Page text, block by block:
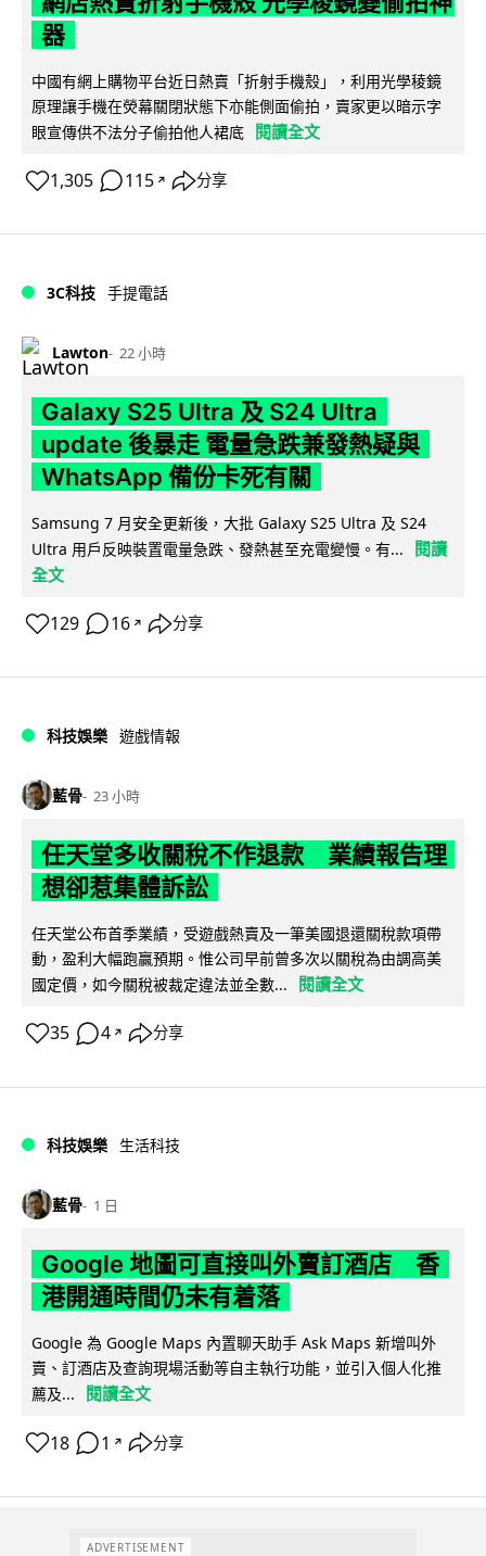
器
中國有網上購物平台近日熱賣「折射手機殼」，利用光學稜鏡
原理讓手機在熒幕關閉狀態下亦能側面偷拍，賣家更以暗示字
眼宣傳供不法分子偷拍他人裙底 閱讀全文
1,305 115 ↗ 分享
3C科技 手提電話
Lawton 22 小時
Galaxy S25 Ultra 及 S24 Ultra
update 後暴走 電量急跌兼發熱疑與
WhatsApp 備份卡死有關
Samsung 7 月安全更新後，大批 Galaxy S25 Ultra 及 S24
Ultra 用戶反映裝置電量急跌、發熱甚至充電變慢。有...
閱讀
全文
129 16 ↗ 分享
科技娛樂 遊戲情報
藍骨 23 小時
任天堂多收關稅不作退款 業績報告理
想卻惹集體訴訟
任天堂公布首季業績，受遊戲熱賣及一筆美國退還關稅款項帶
動，盈利大幅跑贏預期。惟公司早前曾多次以關稅為由調高美
國定價，如今關稅被裁定違法並全數...
閱讀全文
35 4 ↗ 分享
科技娛樂 生活科技
藍骨 1 日
Google 地圖可直接叫外賣訂酒店 香
港開通時間仍未有着落
Google 為 Google Maps 內置聊天助手 Ask Maps 新增叫外
賣、訂酒店及查詢現場活動等自主執行功能，並引入個人化推
薦及...
閱讀全文
18 1 ↗ 分享
ADVERTISEMENT